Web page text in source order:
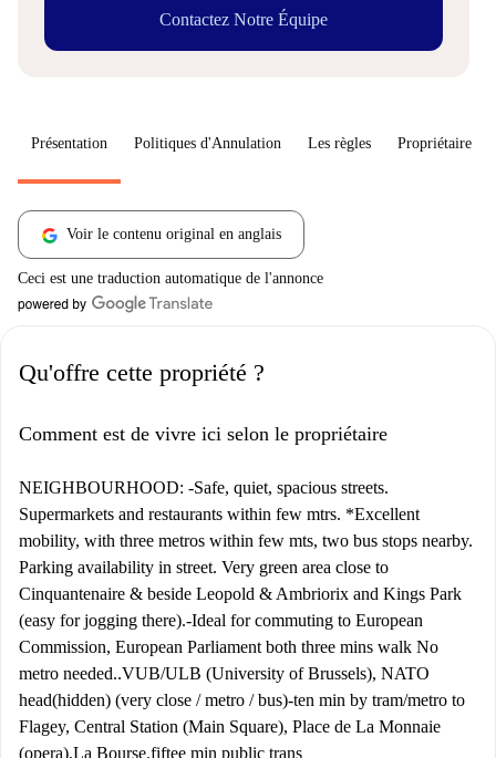
Contactez Notre Équipe
Présentation Politiques d'Annulation Les règles Propriétaire
Voir le contenu original en anglais
Ceci est une traduction automatique de l'annonce
Qu'offre cette propriété ?
Comment est de vivre ici selon le propriétaire
NEIGHBOURHOOD: -Safe, quiet, spacious streets.
Supermarkets and restaurants within few mtrs. *Excellent
mobility, with three metros within few mts, two bus stops nearby.
Parking availability in street. Very green area close to
Cinquantenaire & beside Leopold & Ambriorix and Kings Park
(easy for jogging there).-Ideal for commuting to European
Commission, European Parliament both three mins walk No
metro needed..VUB/ULB (University of Brussels), NATO
head(hidden) (very close / metro / bus)-ten min by tram/metro to
Flagey, Central Station (Main Square), Place de La Monnaie
(opera),La Bourse.fiftee min public trans